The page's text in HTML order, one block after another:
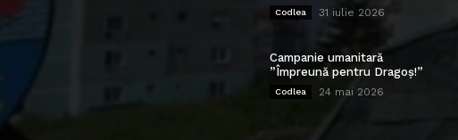
Codlea 31 iulie 2026
Campanie umanitară
”Împreună pentru Dragoș!”
Codlea 24 mai 2026